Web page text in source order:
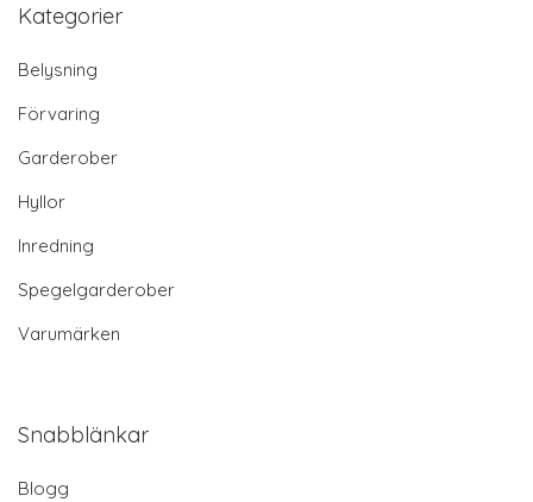
Kategorier
Belysning
Förvaring
Garderober
Hyllor
Inredning
Spegelgarderober
Varumärken
Snabblänkar
Blogg